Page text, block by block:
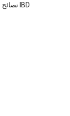
نصائح لمحاربة التعب عندما يكون لديك IBD